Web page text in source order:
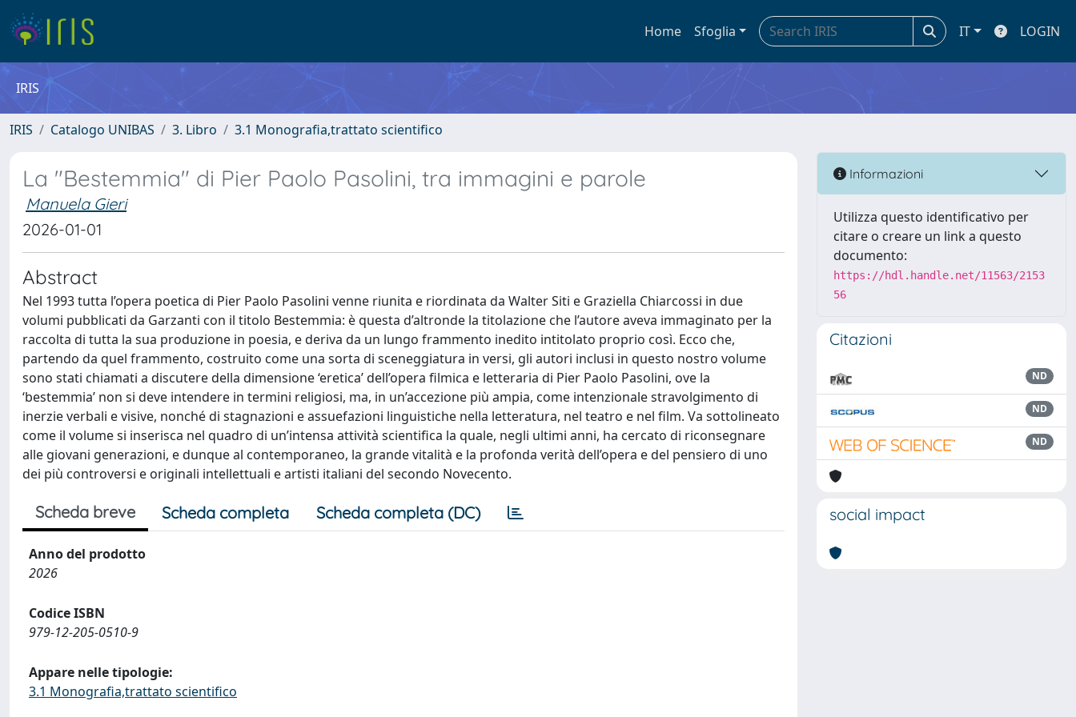
Home Sfoglia IT LOGIN
IRIS
IRIS Catalogo UNIBAS 3. Libro 3.1 Monografia,trattato scientifico
La "Bestemmia" di Pier Paolo Pasolini, tra immagini e parole
Manuela Gieri
2026-01-01
Abstract
Nel 1993 tutta l’opera poetica di Pier Paolo Pasolini venne riunita e riordinata da Walter Siti e Graziella Chiarcossi in due
volumi pubblicati da Garzanti con il titolo Bestemmia: è questa d’altronde la titolazione che l’autore aveva immaginato per la
raccolta di tutta la sua produzione in poesia, e deriva da un lungo frammento inedito intitolato proprio così. Ecco che,
partendo da quel frammento, costruito come una sorta di sceneggiatura in versi, gli autori inclusi in questo nostro volume
sono stati chiamati a discutere della dimensione ‘eretica’ dell’opera filmica e letteraria di Pier Paolo Pasolini, ove la
‘bestemmia’ non si deve intendere in termini religiosi, ma, in un’accezione più ampia, come intenzionale stravolgimento di
inerzie verbali e visive, nonché di stagnazioni e assuefazioni linguistiche nella letteratura, nel teatro e nel film. Va sottolineato
come il volume si inserisca nel quadro di un’intensa attività scientifica la quale, negli ultimi anni, ha cercato di riconsegnare
alle giovani generazioni, e dunque al contemporaneo, la grande vitalità e la profonda verità dell’opera e del pensiero di uno
dei più controversi e originali intellettuali e artisti italiani del secondo Novecento.
Scheda breve Scheda completa Scheda completa (DC)
Anno del prodotto
2026
Codice ISBN
979-12-205-0510-9
Appare nelle tipologie:
3.1 Monografia,trattato scientifico
Informazioni
Utilizza questo identificativo per
citare o creare un link a questo
documento:
https://hdl.handle.net/11563/2153
56
Citazioni
ND
ND
ND
social impact